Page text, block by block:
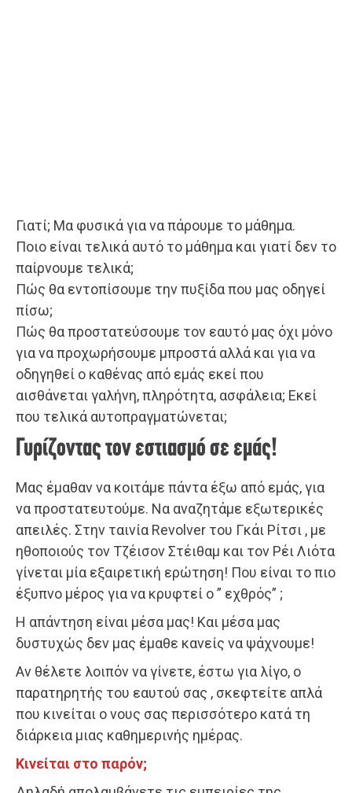
Γιατί; Μα φυσικά για να πάρουμε το μάθημα.
Ποιο είναι τελικά αυτό το μάθημα και γιατί δεν το
παίρνουμε τελικά;
Πώς θα εντοπίσουμε την πυξίδα που μας οδηγεί
πίσω;
Πώς θα προστατεύσουμε τον εαυτό μας όχι μόνο
για να προχωρήσουμε μπροστά αλλά και για να
οδηγηθεί ο καθένας από εμάς εκεί που
αισθάνεται γαλήνη, πληρότητα, ασφάλεια; Εκεί
που τελικά αυτοπραγματώνεται;
Γυρίζοντας τον εστιασμό σε εμάς!
Μας έμαθαν να κοιτάμε πάντα έξω από εμάς, για
να προστατευτούμε. Να αναζητάμε εξωτερικές
απειλές. Στην ταινία Revolver του Γκάι Ρίτσι , με
ηθοποιούς τον Τζέισον Στέιθαμ και τον Ρέι Λιότα
γίνεται μία εξαιρετική ερώτηση! Που είναι το πιο
έξυπνο μέρος για να κρυφτεί ο ” εχθρός” ;
Η απάντηση είναι μέσα μας! Και μέσα μας
δυστυχώς δεν μας έμαθε κανείς να ψάχνουμε!
Αν θέλετε λοιπόν να γίνετε, έστω για λίγο, ο
παρατηρητής του εαυτού σας , σκεφτείτε απλά
που κινείται ο νους σας περισσότερο κατά τη
διάρκεια μιας καθημερινής ημέρας.
Κινείται στο παρόν;